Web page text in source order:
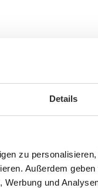
Details
zu
Außerdem
und